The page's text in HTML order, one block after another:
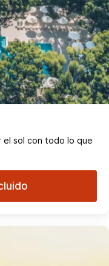
el sol con todo lo que